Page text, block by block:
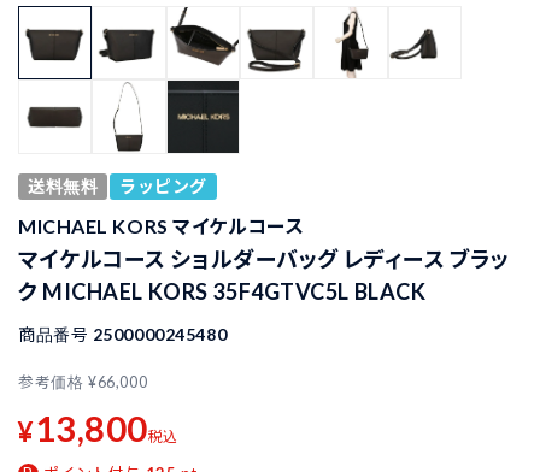
送料無料 ラッピング
MICHAEL KORS マイケルコース
マイケルコース ショルダーバッグ レディース ブラッ
ク MICHAEL KORS 35F4GTVC5L BLACK
商品番号 2500000245480
参考価格 ¥66,000
¥13,800税込